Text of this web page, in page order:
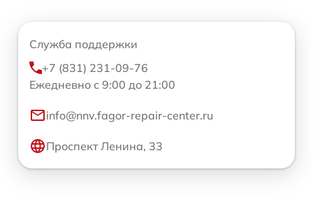
Служба поддержки
+7 (831) 231-09-76
Ежедневно с 9:00 до 21:00
info@nnv.fagor-repair-center.ru
Проспект Ленина, 33